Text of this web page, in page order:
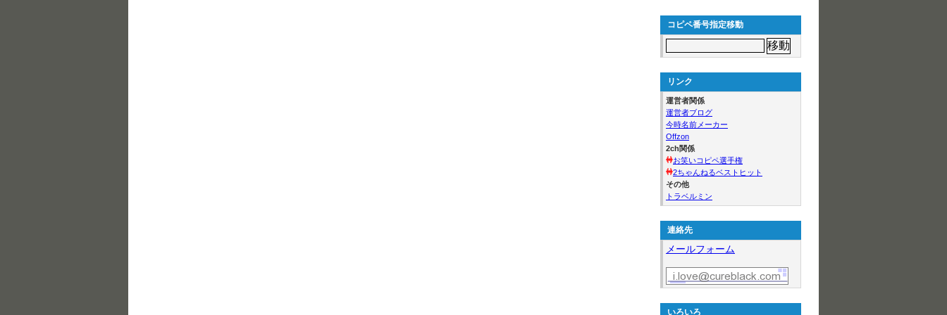
コピペ番号指定移動
リンク
運営者関係
運営者ブログ
今時名前メーカー
Offzon
2ch関係
お笑いコピペ選手権
2ちゃんねるベストヒット
その他
トラベルミン
連絡先
メールフォーム
いろいろ